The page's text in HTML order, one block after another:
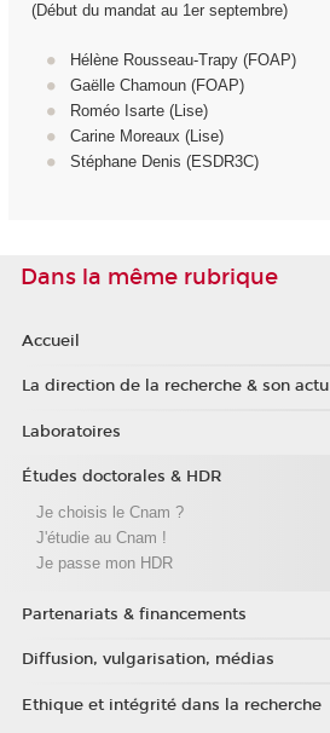
(Début du mandat au 1er septembre)
Hélène Rousseau-Trapy (FOAP)
Gaëlle Chamoun (FOAP)
Roméo Isarte (Lise)
Carine Moreaux (Lise)
Stéphane Denis (ESDR3C)
Dans la même rubrique
Accueil
La direction de la recherche & son actu
Laboratoires
Études doctorales & HDR
Je choisis le Cnam ?
J'étudie au Cnam !
Je passe mon HDR
Partenariats & financements
Diffusion, vulgarisation, médias
Ethique et intégrité dans la recherche